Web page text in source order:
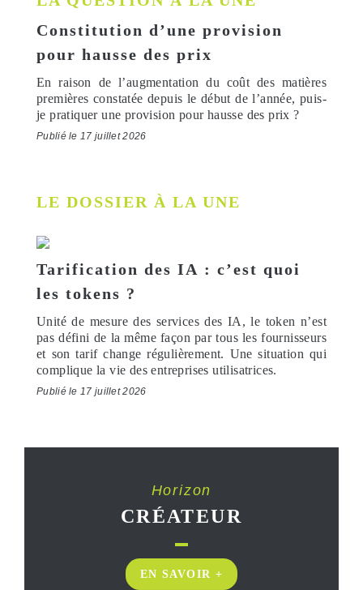
Constitution d’une provision
pour hausse des prix
En raison de l’augmentation du coût des matières
premières constatée depuis le début de l’année, puis-
je pratiquer une provision pour hausse des prix ?
Publié le 17 juillet 2026
LE DOSSIER À LA UNE
Tarification des IA : c’est quoi
les tokens ?
Unité de mesure des services des IA, le token n’est
pas défini de la même façon par tous les fournisseurs
et son tarif change régulièrement. Une situation qui
complique la vie des entreprises utilisatrices.
Publié le 17 juillet 2026
Horizon
CRÉATEUR
EN SAVOIR +